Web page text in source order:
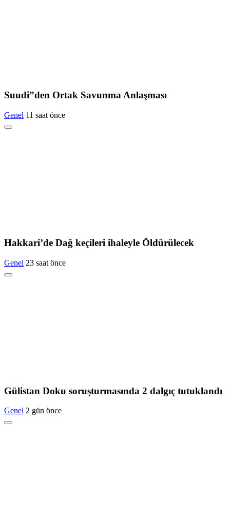
Suudi”den Ortak Savunma Anlaşması
Genel 11 saat önce
Hakkari’de Dağ keçileri ihaleyle Öldürülecek
Genel 23 saat önce
Gülistan Doku soruşturmasında 2 dalgıç tutuklandı
Genel 2 gün önce